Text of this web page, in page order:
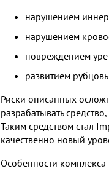
нарушением
нарушением
повреждением
развитием
Риски описанных
разрабатывать
Таким средством стал
качественно новый
Особенности